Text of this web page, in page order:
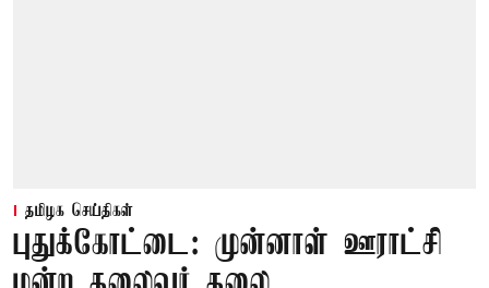
தமிழக செய்திகள்
புதுக்கோட்டை: முன்னாள் ஊராட்சி